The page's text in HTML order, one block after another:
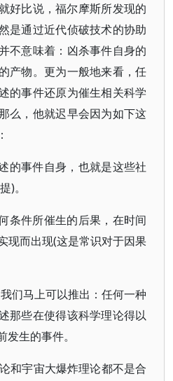
比说，福尔摩斯所发现的
是通过近代侦破技术的协助
不意味着：凶杀事件自身的
产物。更为一般地来看，任
的事件还原为催生相关科学
么，他就迟早会因为如下这
的事件自身，也就是这些社
)。
条件所催生的后果，在时间
现而出现(这是常识对于因果
们马上可以推出：任何一种
那些在使得该科学理论得以
生的事件。
和宇宙大爆炸理论都不是合